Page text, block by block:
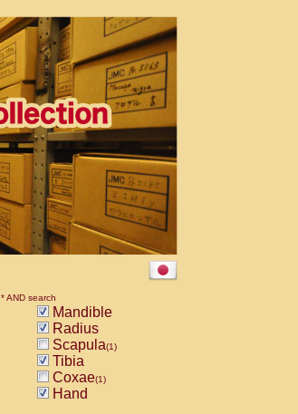
* AND search
Mandible
Radius
Scapula(1)
Tibia
Coxae(1)
Hand